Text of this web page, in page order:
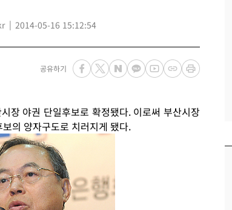
2014-05-16 15:12:54
공유하기
장 야권 단일후보로 확정됐다. 이로써 부산시장
의 양자구도로 치러지게 됐다.